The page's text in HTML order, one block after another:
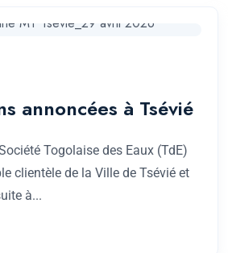
annoncées à Tsévié
Togolaise des Eaux (TdE)
clientèle de la Ville de Tsévié et
à...